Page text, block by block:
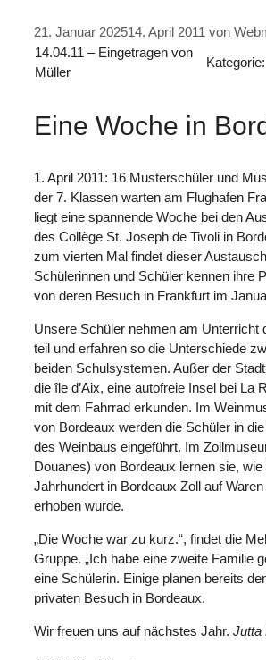
21. Januar 202514. April 2011 von
14.04.11 – Eingetragen von
Müller
Eine Woche in
1. April 2011: 16 Musterschüler und
der 7. Klassen warten am Flughafen
liegt eine spannende Woche bei den
des Collège St. Joseph de Tivoli in
zum vierten Mal findet dieser
Schülerinnen und Schüler kennen ihre
von deren Besuch in Frankfurt im
Unsere Schüler nehmen am Unterricht
teil und erfahren so die Unterschiede
beiden Schulsystemen. Außer der
die île d’Aix, eine autofreie Insel bei La
mit dem Fahrrad erkunden. Im
von Bordeaux werden die Schüler in
des Weinbaus eingeführt. Im
Douanes) von Bordeaux lernen sie, wie
Jahrhundert in Bordeaux Zoll auf
erhoben wurde.
„Die Woche war zu kurz.“, findet die
Gruppe. „Ich habe eine zweite Familie
eine Schülerin. Einige planen bereits
privaten Besuch in Bordeaux.
Wir freuen uns auf nächstes Jahr. Jutta